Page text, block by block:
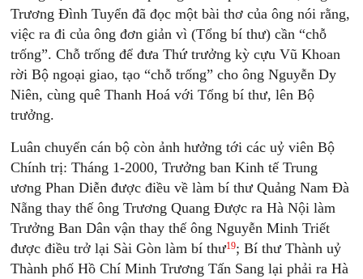
Trương Đình Tuyển đã đọc một bài thơ của ông nói rằng,
việc ra đi của ông đơn giản vì (Tổng bí thư) cần “chỗ
trống”. Chỗ trống để đưa Thứ trưởng kỳ cựu Vũ Khoan
rời Bộ ngoại giao, tạo “chỗ trống” cho ông Nguyễn Dy
Niên, cùng quê Thanh Hoá với Tổng bí thư, lên Bộ
trưởng.
Luân chuyển cán bộ còn ảnh hưởng tới các uỷ viên Bộ
Chính trị: Tháng 1-2000, Trưởng ban Kinh tế Trung
ương Phan Diễn được điều về làm bí thư Quảng Nam Đà
Nẵng thay thế ông Trương Quang Được ra Hà Nội làm
Trưởng Ban Dân vận thay thế ông Nguyễn Minh Triết
được điều trở lại Sài Gòn làm bí thư19; Bí thư Thành uỷ
Thành phố Hồ Chí Minh Trương Tấn Sang lại phải ra Hà